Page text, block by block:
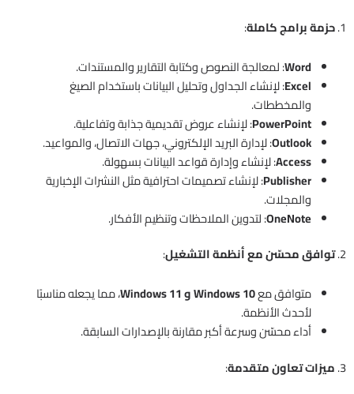
1. حزمة برامج كاملة:
Word: لمعالجة النصوص وكتابة التقارير والمستندات.
Excel: لإنشاء الجداول وتحليل البيانات باستخدام الصيغ
والمخططات.
PowerPoint: لإنشاء عروض تقديمية جذابة وتفاعلية.
Outlook: لإدارة البريد الإلكتروني، جهات الاتصال، والمواعيد.
Access: لإنشاء وإدارة قواعد البيانات بسهولة.
Publisher: لإنشاء تصميمات احترافية مثل النشرات الإخبارية
والمجلات.
OneNote: لتدوين الملاحظات وتنظيم الأفكار.
2. توافق محسّن مع أنظمة التشغيل:
متوافق معWindows 10 و Windows 11
، مما يجعله مناسبًا
لأحدث الأنظمة.
أداء محسّن وسرعة أكبر مقارنة بالإصدارات السابقة.
3. ميزات تعاون متقدمة: